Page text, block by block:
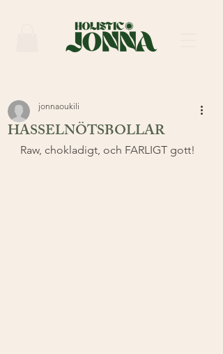
HASSELNÖTSBOLLAR
jonnaoukili
Raw, chokladigt, och FARLIGT gott!